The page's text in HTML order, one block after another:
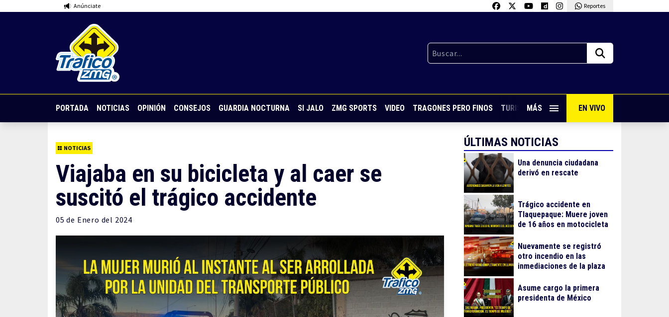
Anúnciate Reportes
PORTADA NOTICIAS OPINIÓN CONSEJOS GUARDIA NOCTURNA SI JALO ZMG SPORTS VIDEO TRAGONES PERO FINOS TURISMO CON SABOR VIVE PUERTO VALLARTA
MÁS EN VIVO
NOTICIAS
Viajaba en su bicicleta y al caer se
suscitó el trágico accidente
05 de Enero del 2024
ÚLTIMAS NOTICIAS
Una denuncia ciudadana
derivó en rescate
Trágico accidente en
Tlaquepaque: Muere joven
de 16 años en motocicleta
Nuevamente se registró
otro incendio en las
inmediaciones de la plaza
Asume cargo la primera
presidenta de México